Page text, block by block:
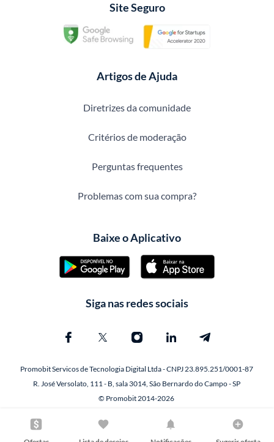
Site Seguro
Artigos de Ajuda
Diretrizes da comunidade
Critérios de moderação
Perguntas frequentes
Problemas com sua compra?
Baixe o Aplicativo
Siga nas redes sociais
Promobit Servicos de Tecnologia Digital Ltda - CNPJ 23.895.251/0001-87
R. José Versolato, 111 - B, sala 3014, São Bernardo do Campo - SP
© Promobit 2014-2026